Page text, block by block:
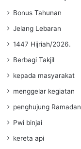
Bonus Tahunan
Jelang Lebaran
1447 Hijriah/2026.
Berbagi Takjil
kepada masyarakat
menggelar kegiatan
penghujung Ramadan
Pwi binjai
kereta api